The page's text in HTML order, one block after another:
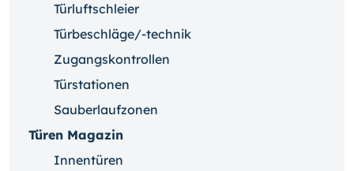
Türluftschleier
Türbeschläge/-technik
Zugangskontrollen
Türstationen
Sauberlaufzonen
Türen Magazin
Innentüren